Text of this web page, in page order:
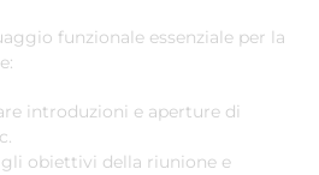
funzionale essenziale per la
introduzioni e aperture di
obiettivi della riunione e